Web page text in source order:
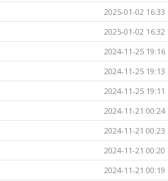
2025-01-02 16:33
2025-01-02 16:32
2024-11-25 19:16
2024-11-25 19:13
2024-11-25 19:11
2024-11-21 00:24
2024-11-21 00:23
2024-11-21 00:20
2024-11-21 00:19